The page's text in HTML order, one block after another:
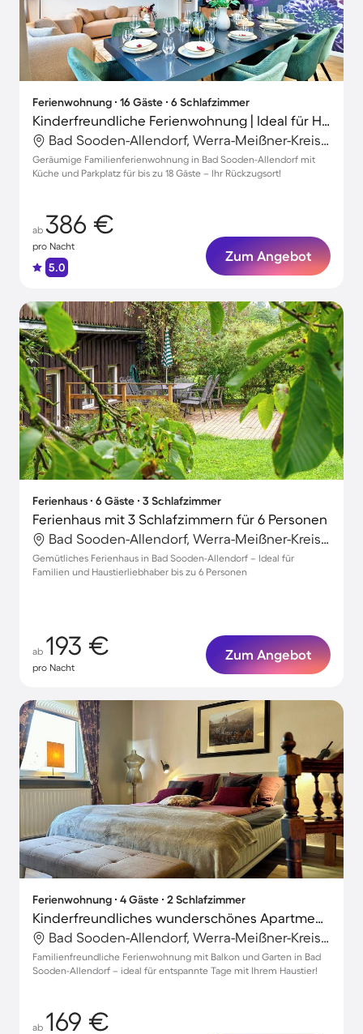
Ferienwohnung ∙ 16 Gäste ∙ 6 Schlafzimmer
Kinderfreundliche Ferienwohnung | Ideal für Homeoffice
Bad Sooden-Allendorf, Werra-Meißner-Kreis, Deutschland
Geräumige Familienferienwohnung in Bad Sooden-Allendorf mit
Küche und Parkplatz für bis zu 18 Gäste – Ihr Rückzugsort!
ab 386 €
pro Nacht
5.0
Zum Angebot
Ferienhaus ∙ 6 Gäste ∙ 3 Schlafzimmer
Ferienhaus mit 3 Schlafzimmern für 6 Personen
Bad Sooden-Allendorf, Werra-Meißner-Kreis, Deutschland
Gemütliches Ferienhaus in Bad Sooden-Allendorf – Ideal für
Familien und Haustierliebhaber bis zu 6 Personen
ab 193 €
pro Nacht
Zum Angebot
Ferienwohnung ∙ 4 Gäste ∙ 2 Schlafzimmer
Kinderfreundliches wunderschönes Apartment mit Garten | Naturblick | Haustiere sind willkommen
Bad Sooden-Allendorf, Werra-Meißner-Kreis, Deutschland
Familienfreundliche Ferienwohnung mit Balkon und Garten in Bad
Sooden-Allendorf – ideal für entspannte Tage mit Ihrem Haustier!
ab 169 €